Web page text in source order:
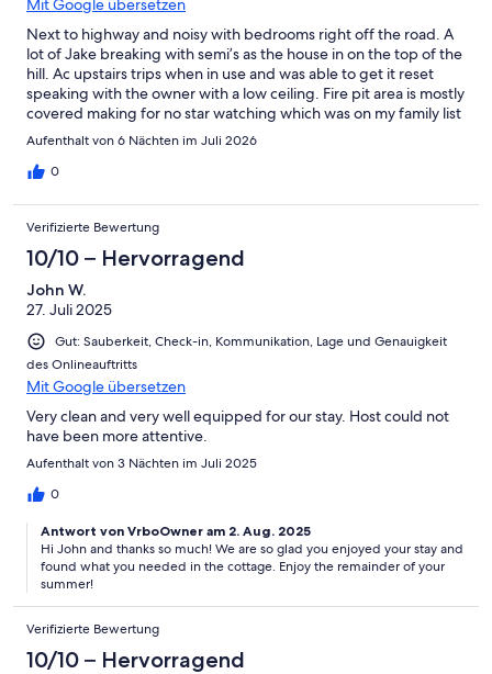
Next to highway and noisy with bedrooms right off the road. A
lot of Jake breaking with semi’s as the house in on the top of the
hill. Ac upstairs trips when in use and was able to get it reset
speaking with the owner with a low ceiling. Fire pit area is mostly
covered making for no star watching which was on my family list
to do with local street lighting also not helpful. Tv was super
gardening on the property while we were there. Could use a
road.
Aufenthalt von 6 Nächten im Juli 2026
0
Verifizierte Bewertung
10/10 – Hervorragend
John W.
27. Juli 2025
Gut: Sauberkeit, Check-in, Kommunikation, Lage und Genauigkeit
des Onlineauftritts
Mit Google übersetzen
Very clean and very well equipped for our stay. Host could not
have been more attentive.
Aufenthalt von 3 Nächten im Juli 2025
0
Antwort von VrboOwner am 2. Aug. 2025
Hi John and thanks so much! We are so glad you enjoyed your stay and
found what you needed in the cottage. Enjoy the remainder of your
summer!
Verifizierte Bewertung
10/10 – Hervorragend